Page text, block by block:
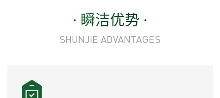
校合作，借助其强大的科研验证平台，推出了畜禽养殖消毒
· 瞬洁优势 ·
SHUNJIE ADVANTAGES